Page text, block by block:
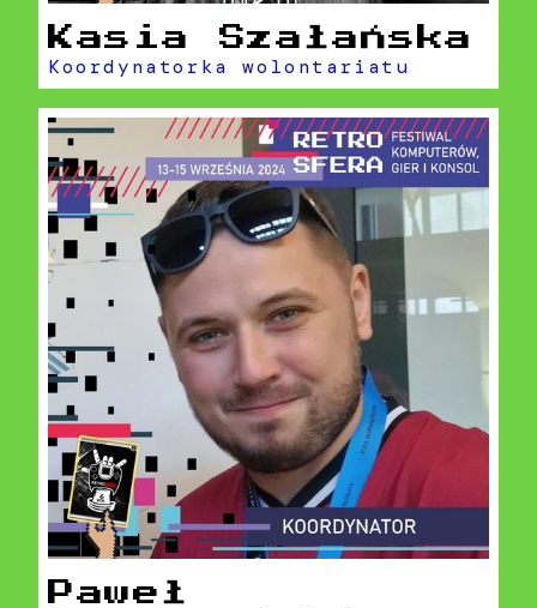
Kasia Szałańska
Koordynatorka wolontariatu
Paweł